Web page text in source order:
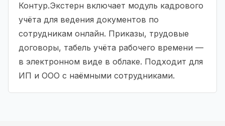
Контур.Экстерн включает модуль кадрового
учёта для ведения документов по
сотрудникам онлайн. Приказы, трудовые
договоры, табель учёта рабочего времени —
в электронном виде в облаке. Подходит для
ИП и ООО с наёмными сотрудниками.